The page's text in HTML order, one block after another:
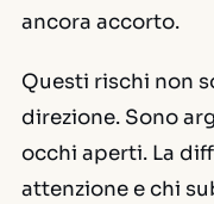
ancora accorto.
Questi rischi non
direzione. Sono
occhi aperti. La
attenzione e chi